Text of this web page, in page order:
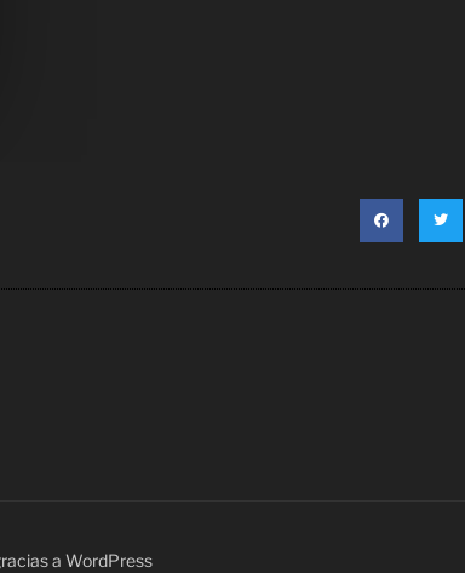
a WordPress